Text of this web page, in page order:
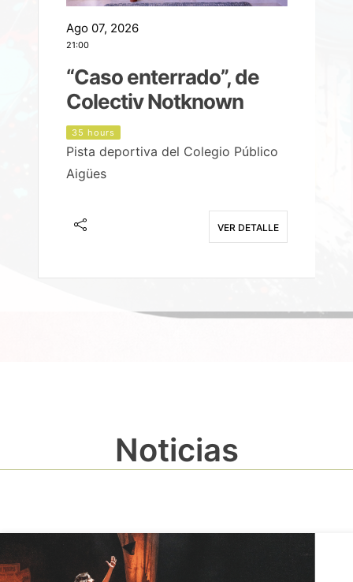
Ago 07, 2026
21:00
“Caso enterrado”, de
Colectiv Notknown
35 hours
Pista deportiva del Colegio Público
Aigües
VER DETALLE
Noticias